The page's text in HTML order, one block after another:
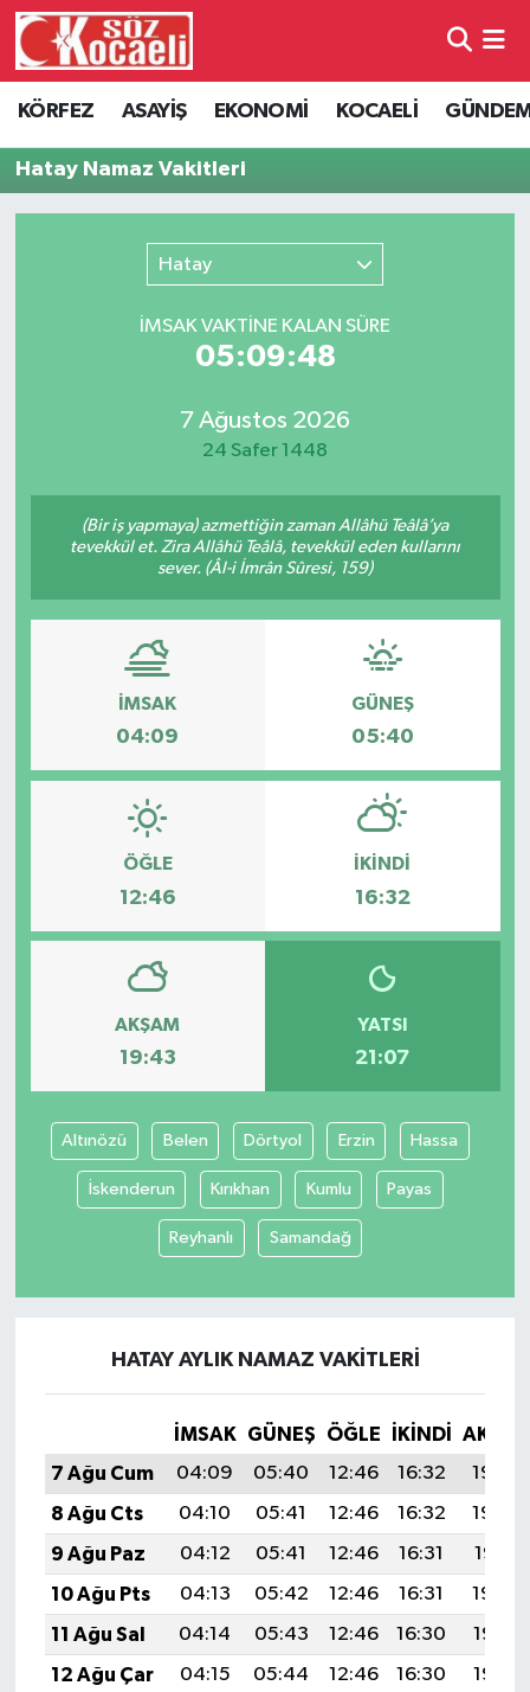
KÖRFEZ ASAYİŞ EKONOMİ KOCAELİ
Hatay Namaz Vakitleri
Hatay
İMSAK VAKTİNE KALAN SÜRE
05:09:48
7 Ağustos 2026
24 Safer 1448
(Bir iş yapmaya) azmettiğin zaman Allâhü Teâlâ’ya
tevekkül et. Zira Allâhü Teâlâ, tevekkül eden kullarını
sever. (Âl-i İmrân Sûresi, 159)
İMSAK
04:09
GÜNEŞ
05:40
ÖĞLE
12:46
İKINDI
16:32
AKŞAM
19:43
YATSI
21:07
Altınözü Belen Dörtyol Erzin Hassa
İskenderun Kırıkhan Kumlu Payas
Reyhanlı Samandağ
HATAY AYLIK NAMAZ VAKITLERI
İMSAK GÜNEŞ ÖĞLE İKINDI
7 Ağu Cum
04:09 05:40 12:46 16:32
19:43
8 Ağu Cts
04:10 05:41 12:46 16:32
19:42
9 Ağu Paz
04:12 05:41 12:46 16:31
19:41
10 Ağu Pts
04:13 05:42 12:46 16:31
19:39
11 Ağu Sal
04:14 05:43 12:46 16:30
19:38
12 Ağu Çar
04:15 05:44 12:46 16:30
19:37
Kocaeli Hava Durumu
Kocaeli Namaz Vakitleri
Kocaeli Trafik Yoğunluk Haritası
Süper Lig Puan Durumu ve Fikstür
Son Dakika Haberleri
Haber Arşivi